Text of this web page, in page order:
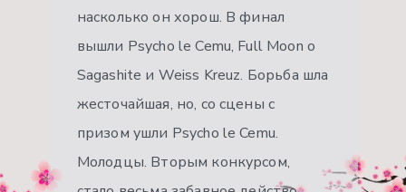
насколько он хорош. В финал
вышли Psycho le Cemu, Full Moon o
Sagashite и Weiss Kreuz. Борьба шла
жесточайшая, но, со сцены с
призом ушли Psycho le Cemu.
Молодцы. Вторым конкурсом,